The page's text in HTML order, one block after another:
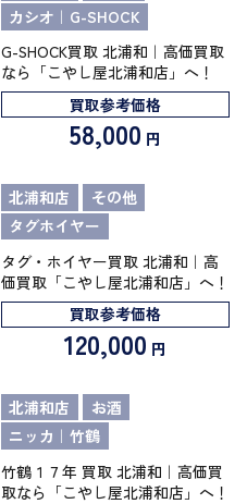
カシオ｜G-SHOCK
G-SHOCK買取 北浦和｜高価買取
なら「こやし屋北浦和店」へ！
買取参考価格
58,000 円
北浦和店
その他
タグホイヤー
タグ・ホイヤー買取 北浦和｜高
価買取「こやし屋北浦和店」へ！
買取参考価格
120,000 円
北浦和店
お酒
ニッカ｜竹鶴
竹鶴１７年 買取 北浦和｜高価買
取なら「こやし屋北浦和店」へ！